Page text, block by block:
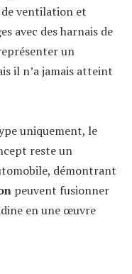
ventilation et
avec des harnais de
un
il n’a jamais atteint
uniquement, le
reste un
démontrant
peuvent fusionner
en une œuvre